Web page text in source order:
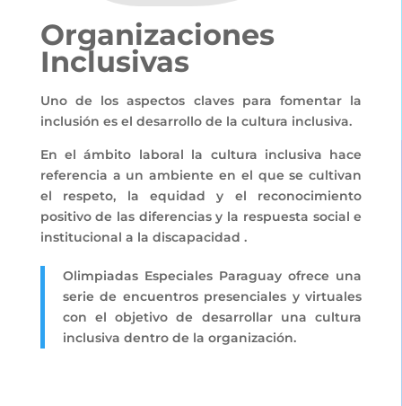
Organizaciones
Inclusivas
Uno de los aspectos claves para fomentar la
inclusión es el desarrollo de la cultura inclusiva.
En el ámbito laboral la cultura inclusiva hace
referencia a un ambiente en el que se cultivan
el respeto, la equidad y el reconocimiento
positivo de las diferencias y la respuesta social e
institucional a la discapacidad .
Olimpiadas Especiales Paraguay ofrece una
serie de encuentros presenciales y virtuales
con el objetivo de desarrollar una cultura
inclusiva dentro de la organización.